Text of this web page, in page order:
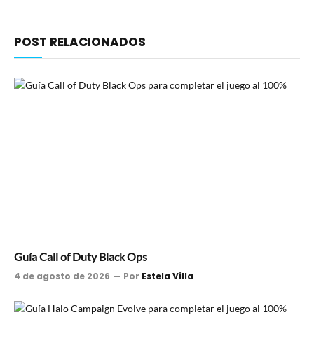
POST RELACIONADOS
Guía Call of Duty Black Ops
4 de agosto de 2026 Por Estela Villa